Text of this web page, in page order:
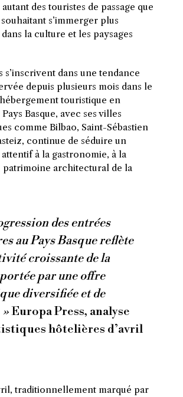
des touristes de passage que
s’immerger plus
la culture et les paysages
s’inscrivent dans une tendance
depuis plusieurs mois dans le
touristique en
Basque, avec ses villes
comme Bilbao, Saint-Sébastien
continue de séduire un
à la gastronomie, à la
patrimoine architectural de la
des entrées
au Pays Basque reflète
croissante de la
par une offre
diversifiée et de
Europa Press, analyse
hôtelières d’avril
traditionnellement marqué par